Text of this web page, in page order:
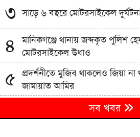
৩ সাড়ে ৬ বছরে মোটরসাইকেল
৪
মানিকগঞ্জে থানায় জব্দকৃত পুলিশ
মোটরসাইকেল উধাও
৫ প্রদর্শনীতে মুজিব থাকলেও জিয়া না
জামায়াত আমির
জামায়াতের প্রদর্শনীতে উঠে এলো
জুলাইয়ের ভূমিকা
সব খবর